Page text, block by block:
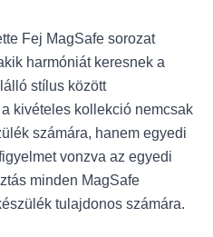
Fej MagSafe sorozat
harmóniát keresnek a
stílus között
kivételes kollekció nemcsak
számára, hanem egyedi
vonzva az egyedi
minden MagSafe
tulajdonos számára.